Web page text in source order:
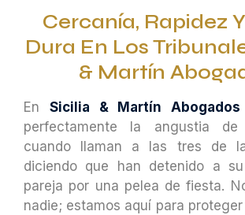
Cercanía, Rapidez
Dura En Los
& Martín
En Sicilia & Martín Abogados
perfectamente la angustia
cuando llaman a las tres de
diciendo que han detenido a
pareja por una pelea de fiesta.
nadie; estamos aquí para